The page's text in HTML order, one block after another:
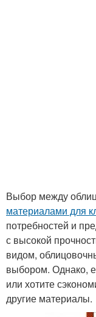
Выбор между
материалами для
потребностей и
с высокой
видом,
выбором. Однако,
или хотите
другие материалы.